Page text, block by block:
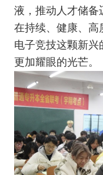
液，推动人才储备
在持续、健康、高
电子竞技这颗新兴
更加耀眼的光芒。